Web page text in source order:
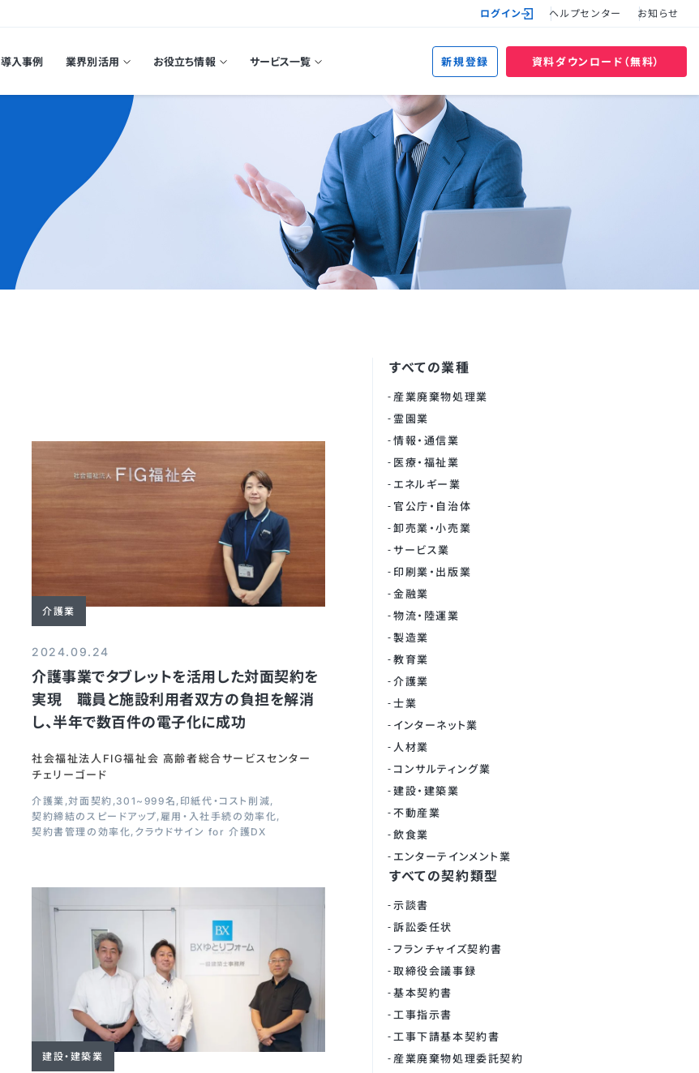
ログイン ヘルプセンター お知らせ
導入事例 業界別活用 お役立ち情報 サービス一覧 新規登録 資料ダウンロード（無料）
介護業
2024.09.24
介護事業でタブレットを活用した対面契約を
実現 職員と施設利用者双方の負担を解消
し、半年で数百件の電子化に成功
社会福祉法人FIG福祉会 高齢者総合サービスセンター
チェリーゴード
介護業 対面契約 301~999名 印紙代・コスト削減
契約締結のスピードアップ 雇用・入社手続の効率化
契約書管理の効率化 クラウドサイン for 介護DX
建設・建築業
すべての業種
産業廃棄物処理業
霊園業
情報・通信業
医療・福祉業
エネルギー業
官公庁・自治体
卸売業・小売業
サービス業
印刷業・出版業
金融業
物流・陸運業
製造業
教育業
介護業
士業
インターネット業
人材業
コンサルティング業
建設・建築業
不動産業
飲食業
エンターテインメント業
すべての契約類型
示談書
訴訟委任状
フランチャイズ契約書
取締役会議事録
基本契約書
工事指示書
工事下請基本契約書
産業廃棄物処理委託契約